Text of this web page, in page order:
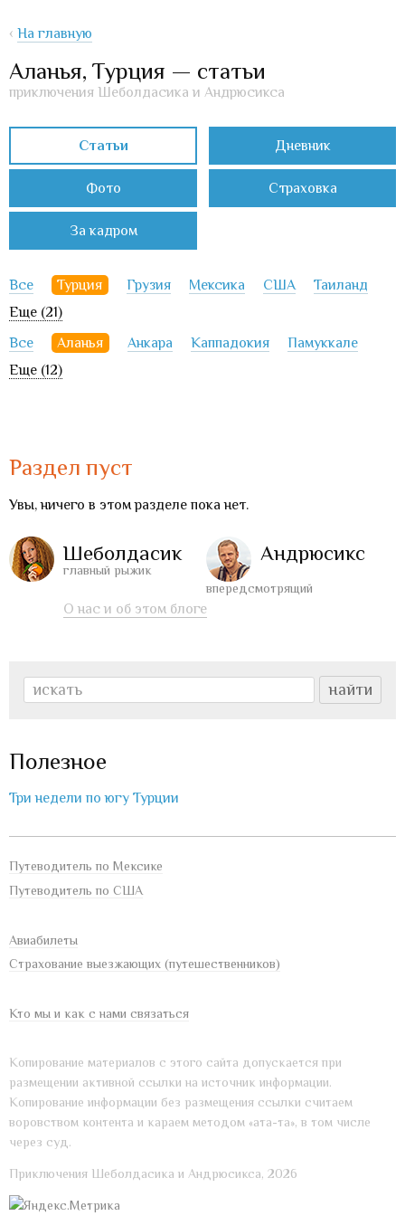
‹ На главную
Аланья, Турция — статьи
приключения Шеболдасика и Андрюсикса
Статьи Дневник
Фото Страховка
За кадром
Все Турция Грузия Мексика США
Таиланд
Еще (21)
Все
Аланья Анкара Каппадокия
Памуккале
Еще (12)
Раздел пуст
Увы, ничего в этом разделе пока нет.
Шеболдасик
главный рыжик
Андрюсикс
впередсмотрящий
О нас и об этом блоге
Полезное
Три недели по югу Турции
Путеводитель по Мексике
Путеводитель по США
Авиабилеты
Страхование выезжающих (путешественников)
Кто мы и как с нами связаться
Копирование материалов с этого сайта допускается при
размещении активной ссылки на источник информации.
Копирование информации без размещения ссылки считаем
воровством контента и караем методом «ата-та», в том числе
через суд.
Приключения Шеболдасика и Андрюсикса, 2026